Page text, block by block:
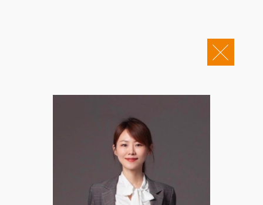
新闻动态
康桥党建
业务领域
Copyright © 2011-2026 康桥律师事务所